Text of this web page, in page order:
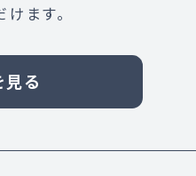
ます。
る